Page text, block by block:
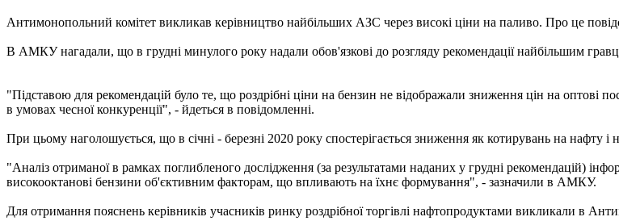
Антимонопольний комітет викликав керівництво найбільших АЗС через високі ціни на паливо. Про це
В АМКУ нагадали, що в грудні минулого року надали обов'язкові до розгляду рекомендації найбільшим
"Підставою для рекомендацій було те, що роздрібні ціни на бензин не відображали зниження цін на оптові
в умовах чесної конкуренції", - йдеться в повідомленні.
При цьому наголошується, що в січні - березні 2020 року спостерігається зниження як котирувань на нафту
"Аналіз отриманої в рамках поглибленого дослідження (за результатами наданих у грудні рекомендацій)
високооктанові бензини об'єктивним факторам, що впливають на їхнє формування", - зазначили в АМКУ.
Для отримання пояснень керівників учасників ринку роздрібної торгівлі нафтопродуктами викликали в